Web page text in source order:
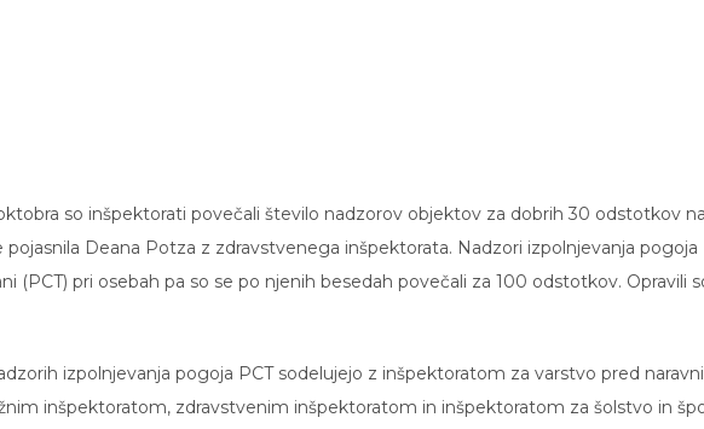
so inšpektorati povečali število nadzorov objektov za dobrih 30 odstotkov
pojasnila Deana Potza z zdravstvenega inšpektorata. Nadzori izpolnjevanja pogoja
(PCT) pri osebah pa so se po njenih besedah povečali za 100 odstotkov. Opravili
izpolnjevanja pogoja PCT sodelujejo z inšpektoratom za varstvo pred
inšpektoratom, zdravstvenim inšpektoratom in inšpektoratom za šolstvo in